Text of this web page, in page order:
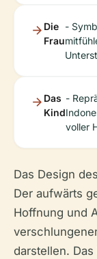
Die
Frau
-
Das
Kind
-
voller
Das Design
Der aufwärts
Hoffnung und
darstellen.